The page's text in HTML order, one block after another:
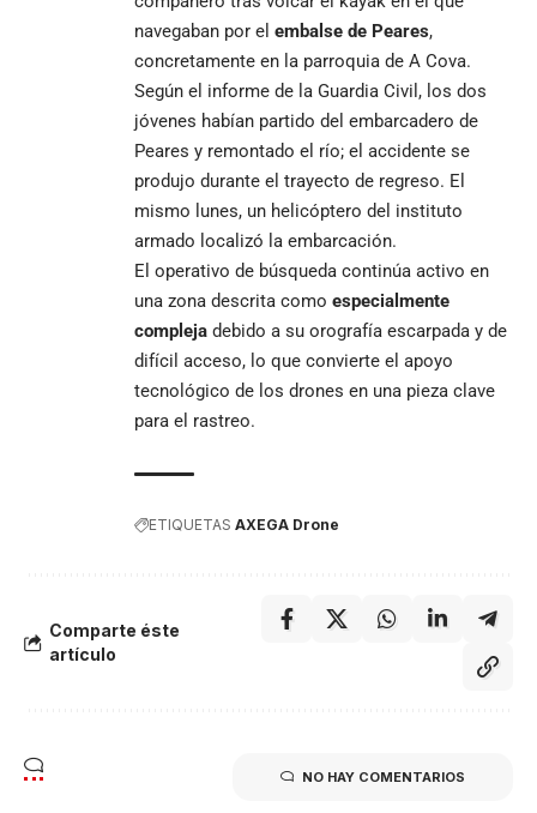
navegaban por el embalse de Peares,
concretamente en la parroquia de A Cova.
Según el informe de la Guardia Civil, los dos
jóvenes habían partido del embarcadero de
Peares y remontado el río; el accidente se
produjo durante el trayecto de regreso. El
mismo lunes, un helicóptero del instituto
armado localizó la embarcación.
El operativo de búsqueda continúa activo en
una zona descrita como especialmente
compleja debido a su orografía escarpada y de
difícil acceso, lo que convierte el apoyo
tecnológico de los drones en una pieza clave
para el rastreo.
ETIQUETAS AXEGA Drone
Comparte éste
artículo
NO HAY COMENTARIOS